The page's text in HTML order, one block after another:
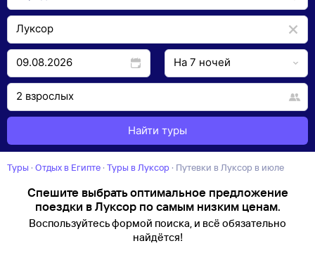
Найти туры
Туры · Отдых в Египте · Туры в Луксор · Путевки в Луксор в июле
Спешите выбрать оптимальное предложение
поездки в Луксор по самым низким ценам.
Воспользуйтесь формой поиска, и всё обязательно
найдётся!